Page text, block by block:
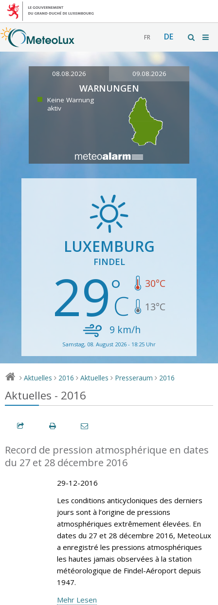
FR DE
08.08.2026 09.08.2026
WARNUNGEN
Keine Warnung
aktiv
LUXEMBURG
FINDEL
29 30°C
13°C
9 km/h
Samstag, 08. August 2026 - 18:25 Uhr
> Aktuelles > 2016 > Aktuelles > Presseraum > 2016
Aktuelles - 2016
Record de pression atmosphérique en dates
du 27 et 28 décembre 2016
29-12-2016
Les conditions anticycloniques des derniers
jours sont à l’origine de pressions
atmosphériques extrêmement élevées. En
dates du 27 et 28 décembre 2016, MeteoLux
a enregistré les pressions atmosphériques
les hautes jamais observées à la station
météorologique de Findel-Aéroport depuis
1947.
Mehr Lesen